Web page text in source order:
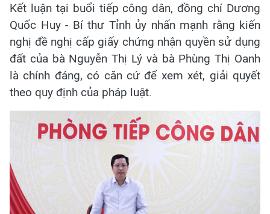
Kết luận tại buổi tiếp công dân, đồng chí Dương
Quốc Huy - Bí thư Tỉnh ủy nhấn mạnh rằng kiến
nghị đề nghị cấp giấy chứng nhận quyền sử dụng
đất của bà Nguyễn Thị Lý và bà Phùng Thị Oanh
là chính đáng, có căn cứ để xem xét, giải quyết
theo quy định của pháp luật.